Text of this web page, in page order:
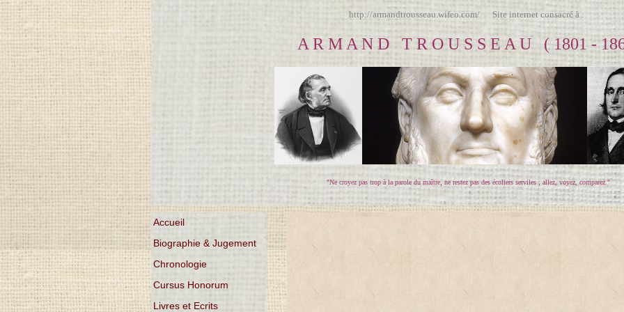
http://armandtrousseau.wifeo.com/ Site internet consacré à :
A R M A N D T R O U S S E A U ( 1801 -
"Ne croyez pas trop à la parole du maître, ne restez pas des écoliers serviles ; allez, voyez, comparez."
Accueil
Biographie & Jugement
Chronologie
Cursus Honorum
Livres et Ecrits